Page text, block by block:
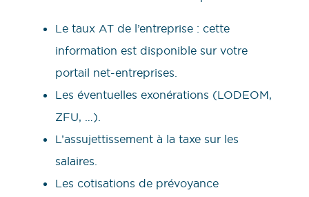
Le taux AT de l’entreprise : cette
information est disponible sur votre
portail net-entreprises.
Les éventuelles exonérations (LODEOM,
ZFU, …).
L’assujettissement à la taxe sur les
salaires.
Les cotisations de prévoyance